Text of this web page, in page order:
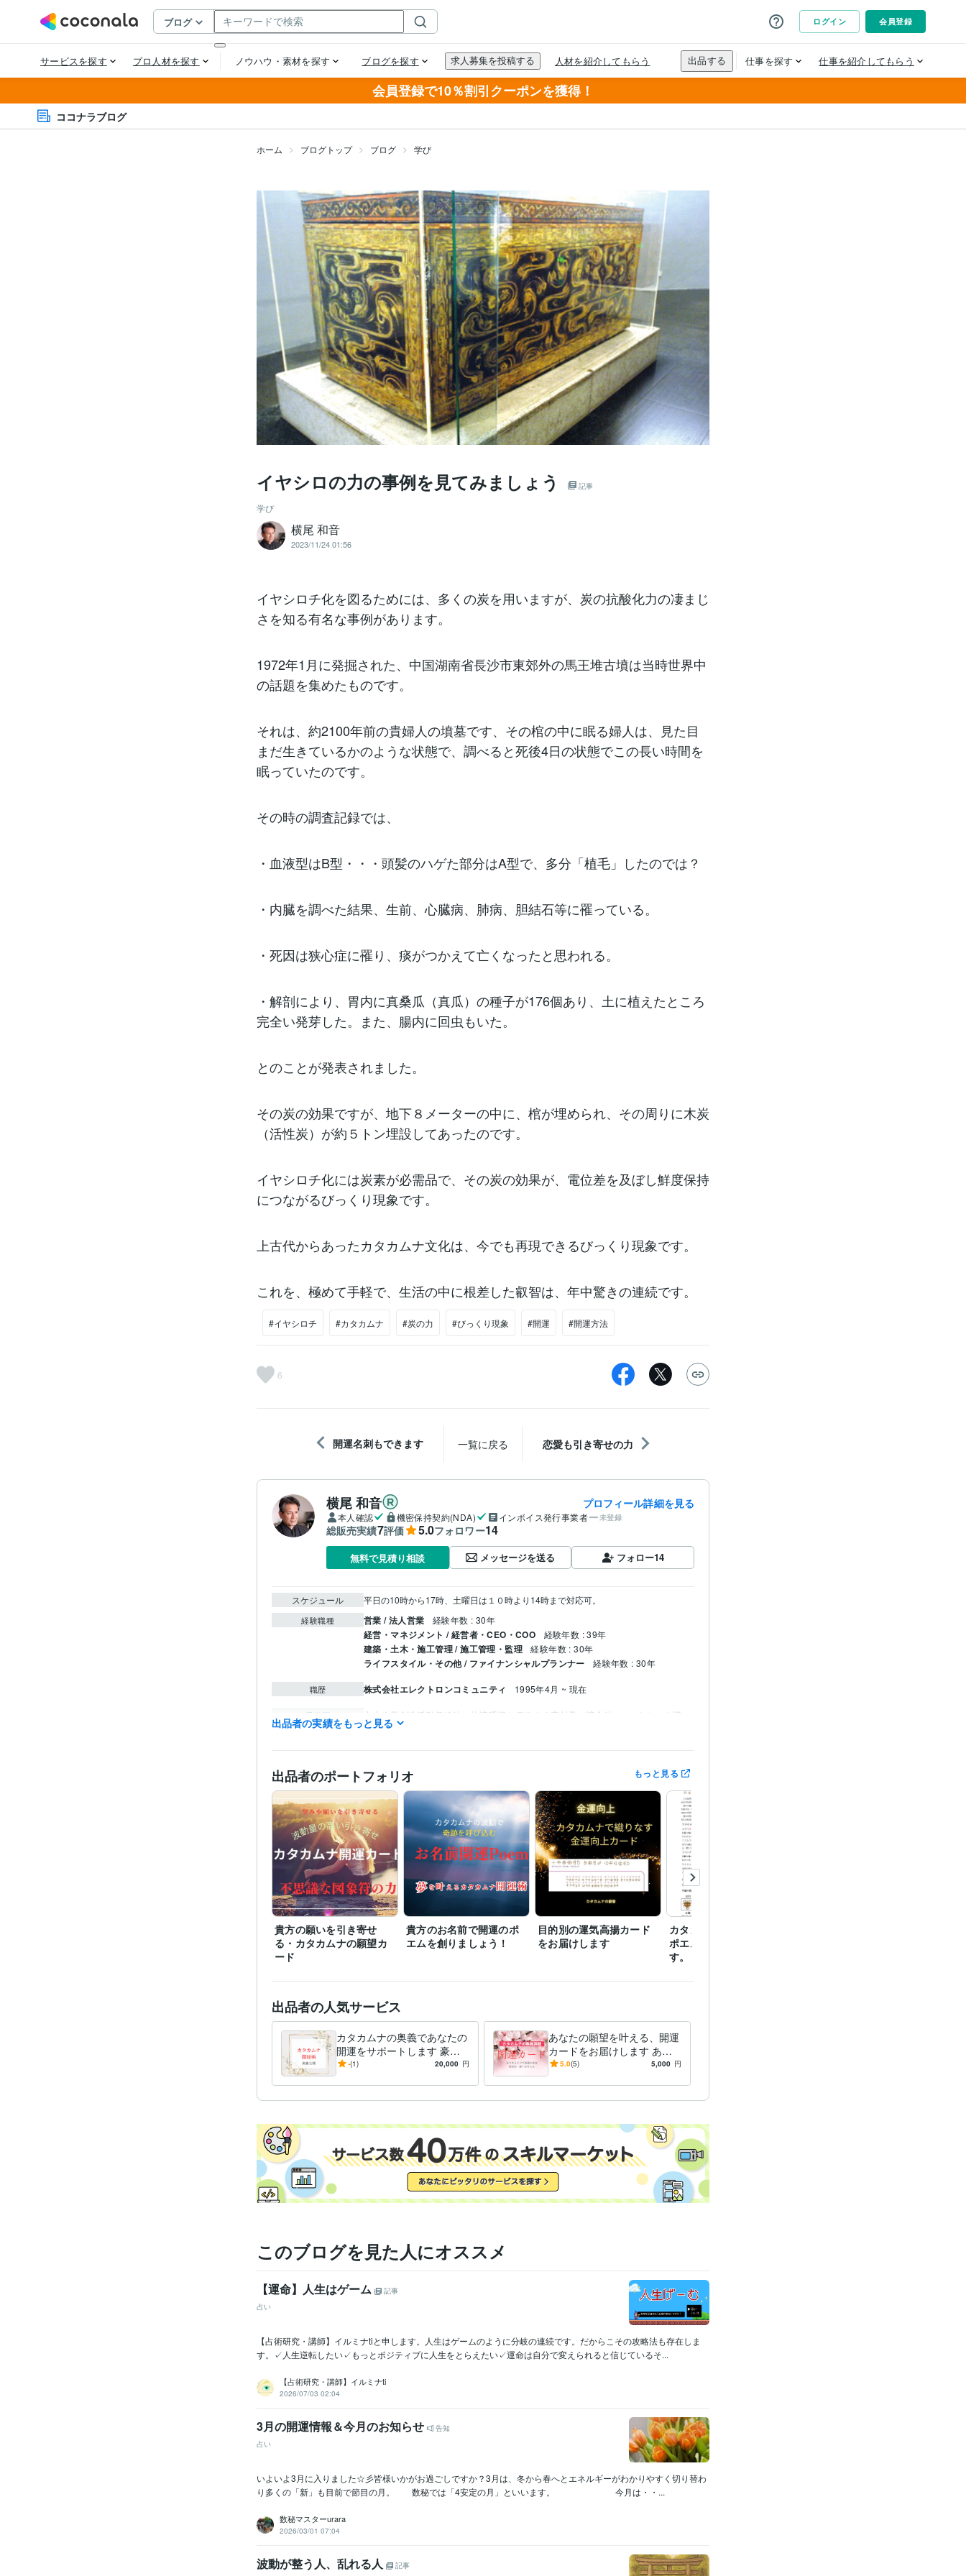
会員登録で10％割引クーポンを獲得！
ココナラブログ
ホーム ブログトップ ブログ 学び
イヤシロの力の事例を見てみましょう 記事
学び
横尾 和音
2023/11/24 01:56
イヤシロチ化を図るためには、多くの炭を用いますが、炭の抗酸化力の凄まじ
さを知る有名な事例があります。
1972年1月に発掘された、中国湖南省長沙市東郊外の馬王堆古墳は当時世界中
の話題を集めたものです。
それは、約2100年前の貴婦人の墳墓です、その棺の中に眠る婦人は、見た目
まだ生きているかのような状態で、調べると死後4日の状態でこの長い時間を
眠っていたのです。
その時の調査記録では、
・血液型はB型・・・頭髪のハゲた部分はA型で、多分「植毛」したのでは？
・内臓を調べた結果、生前、心臓病、肺病、胆結石等に罹っている。
・死因は狭心症に罹り、痰がつかえて亡くなったと思われる。
・解剖により、胃内に真桑瓜（真瓜）の種子が176個あり、土に植えたところ
完全い発芽した。また、腸内に回虫もいた。
とのことが発表されました。
その炭の効果ですが、地下８メーターの中に、棺が埋められ、その周りに木炭
（活性炭）が約５トン埋設してあったのです。
イヤシロチ化には炭素が必需品で、その炭の効果が、電位差を及ぼし鮮度保持
につながるびっくり現象です。
上古代からあったカタカムナ文化は、今でも再現できるびっくり現象です。
これを、極めて手軽で、生活の中に根差した叡智は、年中驚きの連続です。
#イヤシロチ #カタカムナ #炭の力 #びっくり現象 #開運 #開運方法
6
開運名刺もできます 一覧に戻る 恋愛も引き寄せの力
横尾 和音 プロフィール詳細を見る
本人確認 機密保持契約(NDA) インボイス発行事業者 未登録
総販売実績7評価 5.0フォロワー14
無料で見積り相談 メッセージを送る フォロー14
スケジュール 平日の10時から17時、土曜日は１０時より14時まで対応可。
経験職種 営業 / 法人営業 経験年数 : 30年
経営・マネジメント / 経営者・CEO・COO 経験年数 : 39年
建築・土木・施工管理 / 施工管理・監理 経験年数 : 30年
ライフスタイル・その他 / ファイナンシャルプランナー 経験年数 : 30年
職歴 株式会社エレクトロンコミュニティ 1995年4月 ~ 現在
受賞歴 中小企業創造活動促進法（快適環境を促進する素材及び適合法）
カタカムナ講
座、イヤシロチ化講座
ファイナンシャルプランナー 取得年 : 1997年
防災士 取得年 : 2018年
相続士 取得年 : 2018年
得意分野 住まい・美容・生活相談 開運のコンサルタント、開運グッズの販売
住まい・美容・生活相談 環境のイヤシロチ化
学歴 九州産業大学 1975年3月 ~ 1980年2月
語学力 英語 日常会話レベル
出品者の実績をもっと見る
出品者のポートフォリオ もっと見る
貴方の願いを引き寄せ
る・カタカムナの願望カ
ード
貴方のお名前で開運のポ
エムを創りましょう！
目的別の運気高揚カード
をお届けします
カタカムナで作った開運
ポエムの意味を解説しま
す。
出品者の人気サービス
カタカムナの奥義であなたの
開運をサポートします 豪華
なプレゼントと解説で、開運
-(1) 20,000 円
あなたの願望を叶える、開運
カードをお届けします あな
たを望みや願望に沿って、目
5.0(5) 5,000 円
このブログを見た人にオススメ
【運命】人生はゲーム
記事
占い
【占術研究・講師】イルミナtiと申します。人生はゲームのように分岐の連続です。だからこその攻略法も存在しま
す。✓人生逆転したい✓もっとポジティブに人生をとらえたい✓運命は自分で変えられると信じているそ...
【占術研究・講師】イルミナti
2026/07/03 02:04
3月の開運情報＆今月のお知らせ
告知
占い
いよいよ3月に入りました☆彡皆様いかがお過ごしですか？3月は、冬から春へとエネルギーがわかりやすく切り替わ
り多くの「新」も目前で節目の月。 数秘では「4安定の月」といいます。 今月は・・...
数秘マスターurara
2026/03/01 07:04
波動が整う人、乱れる人 記事